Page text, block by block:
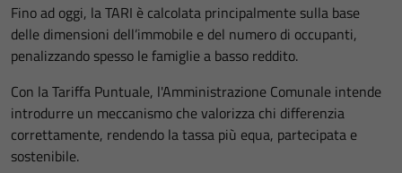
Fino ad oggi, la TARI è calcolata principalmente sulla base
delle dimensioni dell’immobile e del numero di occupanti,
penalizzando spesso le famiglie a basso reddito.
Con la Tariffa Puntuale, l'Amministrazione Comunale intende
introdurre un meccanismo che valorizza chi differenzia
correttamente, rendendo la tassa più equa, partecipata e
sostenibile.